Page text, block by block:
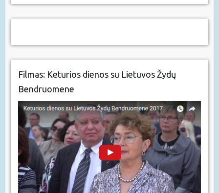
Filmas: Keturios dienos su Lietuvos Žydų
Bendruomene